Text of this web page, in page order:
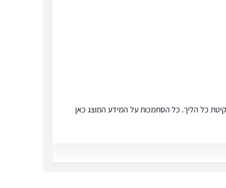
כל הליך. כל הסתמכות על המידע המוצג כאן